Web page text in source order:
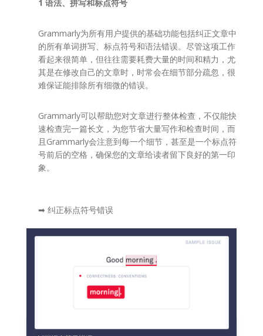
1 语法、拼写和标点符号
Grammarly为所有用户提供的基础功能包括纠正文章中
的所有单词拼写、标点符号和语法错误。尽管这项工作
看起来很简单，但往往需要耗费大量的时间和精力，尤
其是在修改自己的文章时，时常会在细节部分疏忽，很
难保证能排除所有细微的错误。
Grammarly可以帮助您对文章进行整体检查，不仅能快
速检查完一篇长文，为您节省大量写作和检查时间，而
且Grammarly会注意到每一个细节，甚至是一个标点符
号前后的空格，确保您的文章给读者留下良好的第一印
象。
➡ 纠正标点符号错误